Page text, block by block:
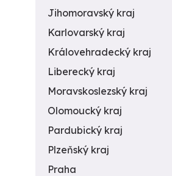
Jihomoravský kraj
Karlovarský kraj
Královehradecký kraj
Liberecký kraj
Moravskoslezský kraj
Olomoucký kraj
Pardubický kraj
Plzeňský kraj
Praha